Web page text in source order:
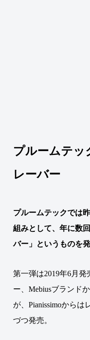
プルームテッ
レーバー
プルームテックでは
組みとして、年に数
バー 」というものを
第一弾は2019年6月
ー、Mebiusブランド
が、Pianissimoからは
づつ発売。